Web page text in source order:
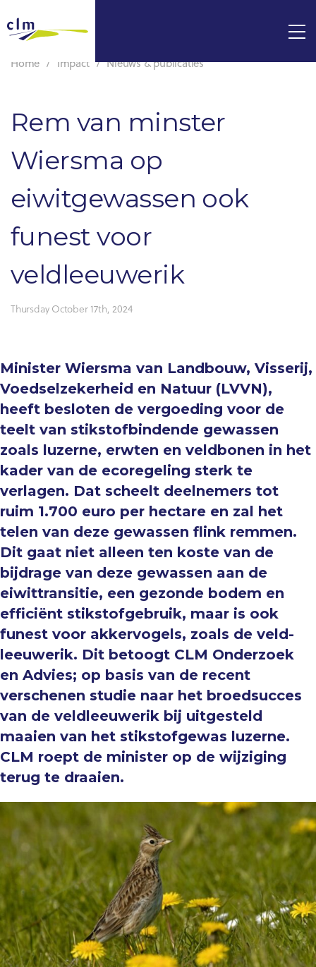
Home Impact Nieuws & publicaties
Rem van minster
Wiersma op
eiwitgewassen ook
funest voor
veldleeuwerik
Thursday October 17th, 2024
Minister Wiersma van Landbouw, Visserij,
Voedselzekerheid en Natuur (LVVN),
heeft besloten de vergoeding voor de
teelt van stikstofbindende gewassen
zoals luzerne, erwten en veldbonen in het
kader van de ecoregeling sterk te
verlagen. Dat scheelt deelnemers tot
ruim 1.700 euro per hectare en zal het
telen van deze gewassen flink remmen.
Dit gaat niet alleen ten koste van de
bijdrage van deze gewassen aan de
eiwittransitie, een gezonde bodem en
efficiënt stikstofgebruik, maar is ook
funest voor akkervogels, zoals de veld-
leeuwerik. Dit betoogt CLM Onderzoek
en Advies; op basis van de recent
verschenen studie naar het broedsucces
van de veldleeuwerik bij uitgesteld
maaien van het stikstofgewas luzerne.
CLM roept de minister op de wijziging
terug te draaien.